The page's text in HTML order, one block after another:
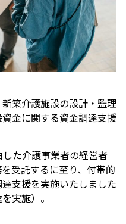
築介護施設の設計・監理
金に関する資金調達支援
た介護事業者の経営者
受託するに至り、付帯的
支援を実施いたしました
実施）。